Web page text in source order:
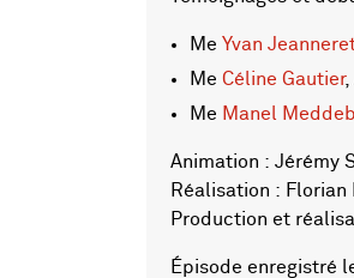
Me Yvan
Me Céline Gautier,
Me Manel Meddeb
Animation : Jérémy
Réalisation : Florian
Production et
Épisode enregistré